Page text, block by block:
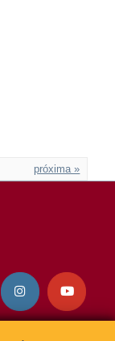
próxima »
 